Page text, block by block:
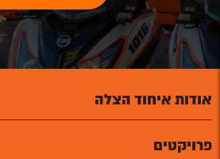
אודות איחוד הצלה
פרויקטים